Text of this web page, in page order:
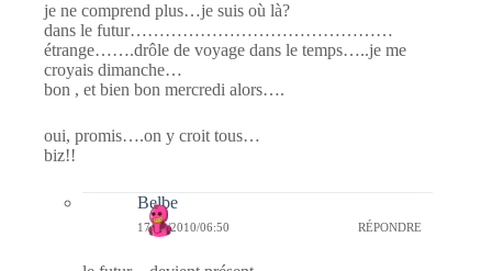
je ne comprend plus…je suis où là?
dans le futur………………………………………
étrange…….drôle de voyage dans le temps…..je me
croyais dimanche…
bon , et bien bon mercredi alors….
oui, promis….on y croit tous…
biz!!
Belbe
17/02/2010/06:50 RÉPONDRE